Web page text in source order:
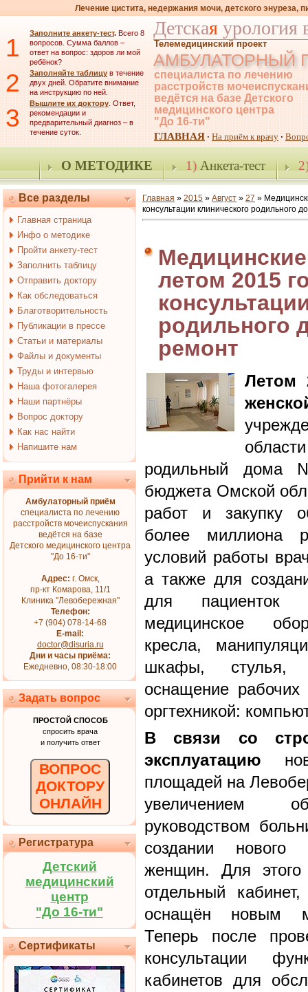
Лечение цистита, недержания мочи, детского энуреза,
1 Заполните анкету-тест. Всего 8
вопросов. Сумма баллов –
ответ на вопрос: здоров ли мой
ребёнок?
2 Заполняйте таблицу в течение
двух дней. Обратите внимание
на инструкцию по ней.
3 Вышлите их доктору. Ответ,
рекомендации и
предварительный диагноз – в
течение суток.
Детская урология
Телемедицинский проект
АМБУЛАТОРНЫЙ
специалиста по лечению
расстройств
ведётся на базе Детского
медицинского центра
"До 16-ти"
ГЛАВНАЯ · На приём к врачу ·
О МЕТОДИКЕ 1)Анкета-тест
Все разделы
Главная страница
Инфо о методике
Пройти анкету-тест
Заполнить таблицу
Отправить доктору
Как обследоваться
Благотворительность
Публикации в прессе
Статьи и материалы
Файлы и документы
Труды и интервью
Наша фотогалерея
Наши партнёры
Вопрос доктору
Как нас найти
Напишите нам
Прийти к нам
Амбулаторный приём
специалиста по лечению
расстройств мочеиспускания
ведётся на базе
Детского медицинского центра
"До 16-ти"
Адрес: г. Омск,
пр-кт Комарова, 11/1
Клиника "Левобережная"
Телефон:
+7 (904) 078-14-68
E-mail:
doctor@disuria.ru
Дни и часы приёма:
Ежедневно, 08:30-18:00
Задать вопрос
ПРОСТОЙ СПОСОБ
спросить врача
и получить ответ
ВОПРОС
ДОКТОРУ
ОНЛАЙН
Регистратура
Детский
медицинский
центр
"До 16-ти"
Сертификаты
Главная » 2015 » Август » 27 »
консультации клинического родильного
летом 2015
родильного
ремонт
Летом
родильный дома
бюджета Омской
работ и закупку
более миллиона
условий работы
а также для
для пациенток
медицинское
кресла,
шкафы, стулья,
оснащение рабочих
оргтехникой:
В связи со
эксплуатацию
площадей на
увеличением
руководством
создании нового
женщин. Для этого
отдельный
оснащён новым
Теперь после
консультации
кабинетов для